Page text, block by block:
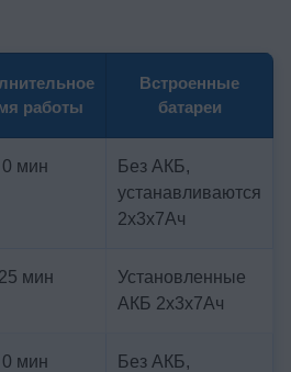
работы
Встроенные
батареи
0 мин
Без АКБ,
устанавливаются
2х3х7Ач
25 мин
Установленные
АКБ 2х3х7Ач
0 мин
Без АКБ,